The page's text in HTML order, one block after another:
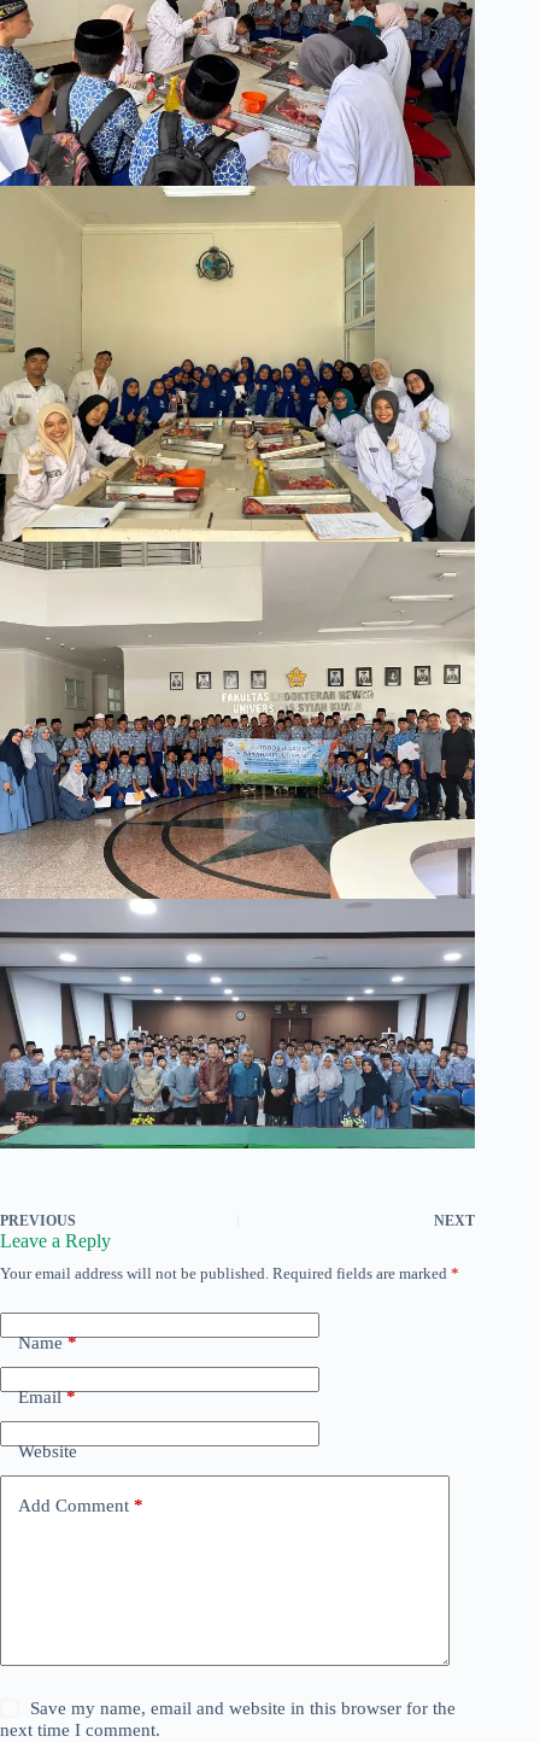
PREVIOUS NEXT
Leave a Reply
Your email address will not be published. Required fields are marked *
Name*
Email*
Website
Add Comment *
Save my name, email and website in this browser for the
next time I comment.